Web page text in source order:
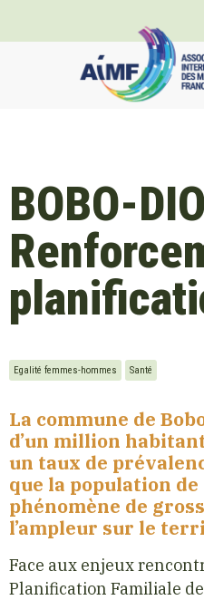
BOBO-
Egalité femmes-hommes Santé
La commune de
d’un million
un taux de
que la population
phénomène de
l’ampleur sur le
Face aux enjeux
Planification Familiale